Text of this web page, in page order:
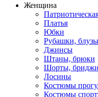
Женщина
Платья
Юбки
Рубашки, блузы
Джинсы
Штаны, брюки
Шорты, бриджи
Лосины
Костюмы
Костюмы